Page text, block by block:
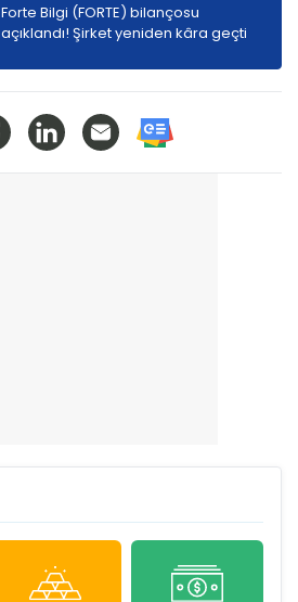
Forte Bilgi (FORTE) bilançosu
açıklandı! Şirket yeniden kâra geçti